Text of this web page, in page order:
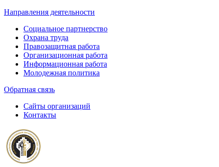
Направления деятельности
Социальное партнерство
Охрана труда
Правозащитная работа
Организационная работа
Информационная работа
Молодежная политика
Обратная связь
Сайты организаций
Контакты